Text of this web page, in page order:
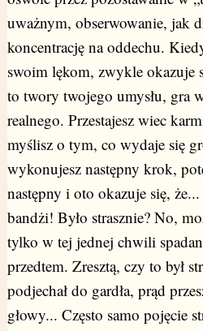
uważnym, obserwowanie, jak
koncentrację na oddechu.
swoim lękom, zwykle okazuje
to twory twojego umysłu, gra
realnego. Przestajesz wiec
myślisz o tym, co wydaje się
wykonujesz następny krok,
następny i oto okazuje się, że...
bandżi! Było strasznie? No,
tylko w tej jednej chwili
przedtem. Zresztą, czy to był
podjechał do gardła, prąd
głowy... Często samo pojęcie